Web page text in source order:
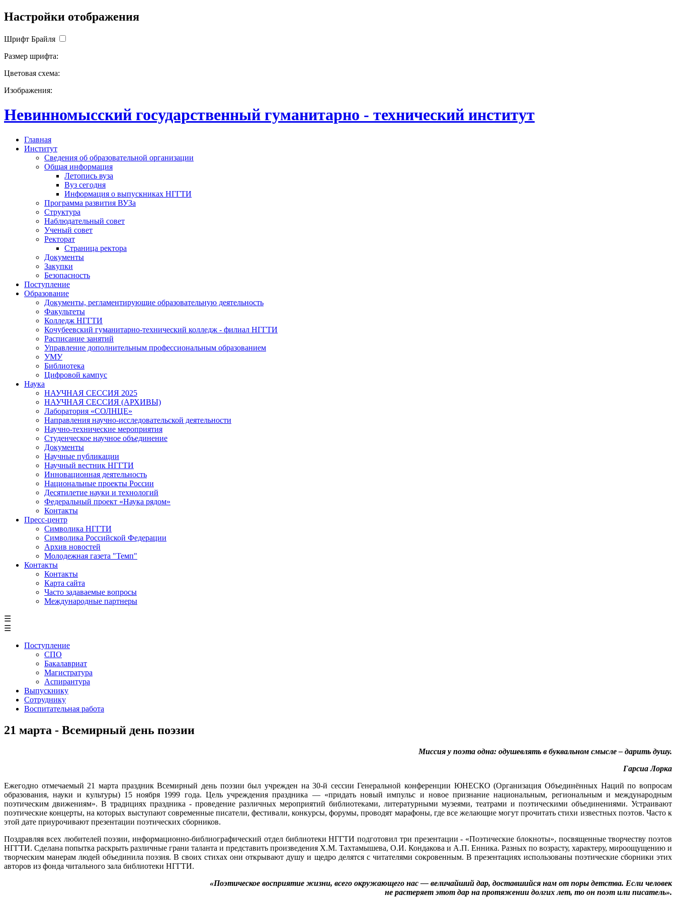
Настройки отображения
Шрифт Брайля
Размер шрифта:
Цветовая схема:
Изображения:
Невинномысский государственный гуманитарно - технический институт
Главная
Институт
Сведения об образовательной организации
Общая информация
Летопись вуза
Вуз сегодня
Информация о выпускниках НГГТИ
Программа развития ВУЗа
Структура
Наблюдательный совет
Ученый совет
Ректорат
Страница ректора
Документы
Закупки
Безопасность
Поступление
Образование
Документы, регламентирующие образовательную деятельность
Факультеты
Колледж НГГТИ
Кочубеевский гуманитарно-технический колледж - филиал НГГТИ
Расписание занятий
Управление дополнительным профессиональным образованием
УМУ
Библиотека
Цифровой кампус
Наука
НАУЧНАЯ СЕССИЯ 2025
НАУЧНАЯ СЕССИЯ (АРХИВЫ)
Лаборатория «СОЛНЦЕ»
Направления научно-исследовательской деятельности
Научно-технические мероприятия
Студенческое научное объединение
Документы
Научные публикации
Научный вестник НГГТИ
Инновационная деятельность
Национальные проекты России
Десятилетие науки и технологий
Федеральный проект «Наука рядом»
Контакты
Пресс-центр
Символика НГГТИ
Символика Российской Федерации
Архив новостей
Молодежная газета "Темп"
Контакты
Контакты
Карта сайта
Часто задаваемые вопросы
Международные партнеры
☰
☰
Поступление
СПО
Бакалавриат
Магистратура
Аспирантура
Выпускнику
Сотруднику
Воспитательная работа
21 марта - Всемирный день поэзии
Миссия у поэта одна: одушевлять в буквальном смысле – дарить душу.
Гарсиа Лорка
Ежегодно отмечаемый 21 марта праздник Всемирный день поэзии был учрежден на 30-й сессии Генеральной конференции ЮНЕСКО (Организация Объединённых Наций по вопросам
образования, науки и культуры) 15 ноября 1999 года. Цель учреждения праздника — «придать новый импульс и новое признание национальным, региональным и международным
поэтическим движениям». В традициях праздника - проведение различных мероприятий библиотеками, литературными музеями, театрами и поэтическими объединениями. Устраивают
поэтические концерты, на которых выступают современные писатели, фестивали, конкурсы, форумы, проводят марафоны, где все желающие могут прочитать стихи известных поэтов. Часто к
этой дате приурочивают презентации поэтических сборников.
Поздравляя всех любителей поэзии, информационно-библиографический отдел библиотеки НГГТИ подготовил три презентации - «Поэтические блокноты», посвященные творчеству поэтов
НГГТИ. Сделана попытка раскрыть различные грани таланта и представить произведения Х.М. Тахтамышева, О.И. Кондакова и А.П. Енника. Разных по возрасту, характеру, мироощущению и
творческим манерам людей объединила поэзия. В своих стихах они открывают душу и щедро делятся с читателями сокровенным. В презентациях использованы поэтические сборники этих
авторов из фонда читального зала библиотеки НГГТИ.
«Поэтическое восприятие жизни, всего окружающего нас — величайший дар, доставшийся нам от поры детства. Если человек
не растеряет этот дар на протяжении долгих лет, то он поэт или писатель».